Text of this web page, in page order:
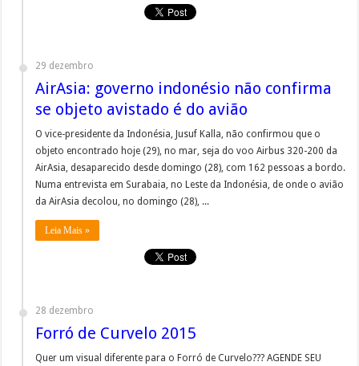
29 dezembro
AirAsia: governo indonésio não confirma
se objeto avistado é do avião
O vice-presidente da Indonésia, Jusuf Kalla, não confirmou que o
objeto encontrado hoje (29), no mar, seja do voo Airbus 320-200 da
AirAsia, desaparecido desde domingo (28), com 162 pessoas a bordo.
Numa entrevista em Surabaia, no Leste da Indonésia, de onde o avião
da AirAsia decolou, no domingo (28), ...
Leia Mais »
28 dezembro
Forró de Curvelo 2015
Quer um visual diferente para o Forró de Curvelo??? AGENDE SEU